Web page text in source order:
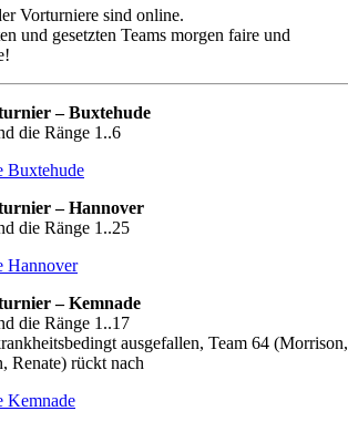
Vorturniere sind online.
und gesetzten Teams morgen faire und
– Buxtehude
die Ränge 1..6
Buxtehude
– Hannover
die Ränge 1..25
Hannover
– Kemnade
die Ränge 1..17
ausgefallen, Team 64 (Morrison,
Renate) rückt nach
Kemnade